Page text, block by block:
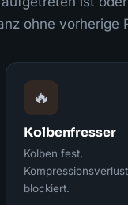
ohne vorherige
🔥
Kolbenfresser
Kolben fest,
blockiert.